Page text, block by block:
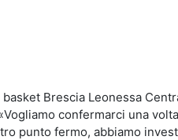
Brescia Leonessa
confermarci una
punto fermo, abbiamo